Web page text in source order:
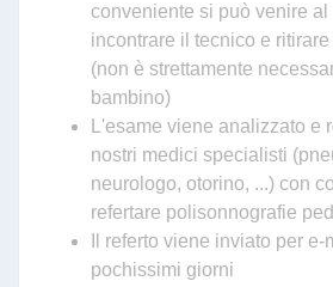
conveniente si può venire al
incontrare il tecnico e
(non è strettamente
bambino)
L'esame viene analizzato e
nostri medici specialisti
neurologo, otorino, ...) con
refertare polisonnografie
Il referto viene inviato per e-
pochissimi giorni